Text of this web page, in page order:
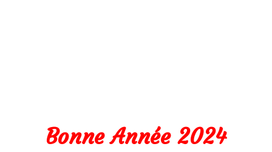
Bonne Année 2024